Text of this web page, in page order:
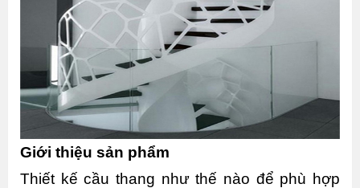
Giới thiệu sản phẩm
Thiết kế cầu thang như thế nào để phù hợp